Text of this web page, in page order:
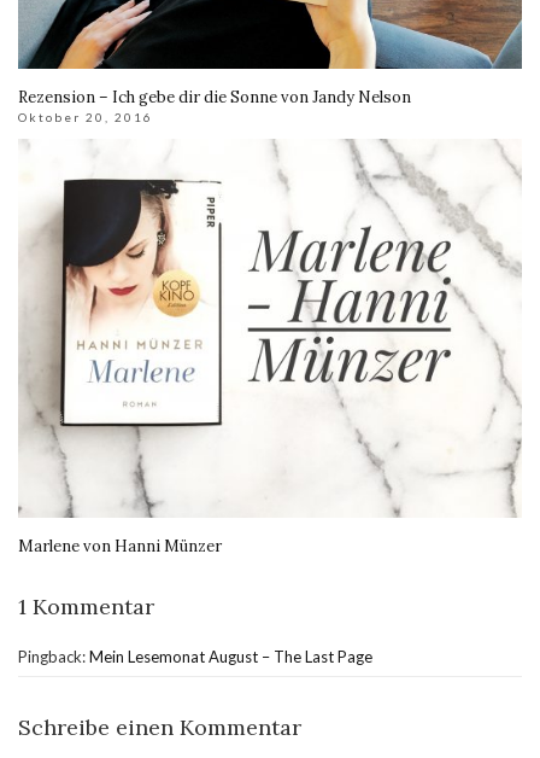
Rezension – Ich gebe dir die Sonne von Jandy Nelson
Oktober 20, 2016
Marlene von Hanni Münzer
1 Kommentar
Pingback:Mein Lesemonat August – The Last Page
Schreibe einen Kommentar